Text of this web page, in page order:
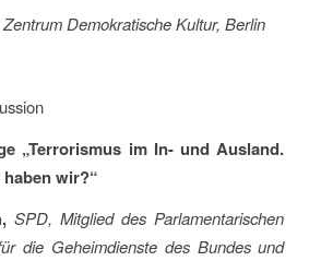
Zentrum Demokratische Kultur, Berlin
„Terrorismus im In- und Ausland.
wir?“
SPD, Mitglied des Parlamentarischen
die Geheimdienste des Bundes und